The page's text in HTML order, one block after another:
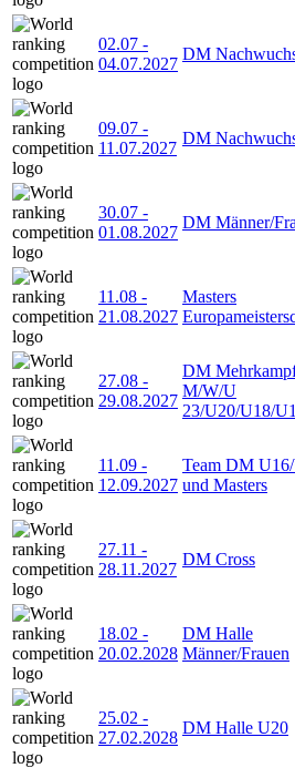
02.07 -
04.07.2027
DM
09.07 -
11.07.2027
DM
30.07 -
01.08.2027
DM Männer/
11.08 -
21.08.2027
Masters
27.08 -
29.08.2027
DM
M/W/U
23/U20/U18/
11.09 -
12.09.2027
Team DM
und Masters
27.11 -
28.11.2027
DM Cross
18.02 -
20.02.2028
DM Halle
Männer/Frauen
25.02 -
27.02.2028
DM Halle U20